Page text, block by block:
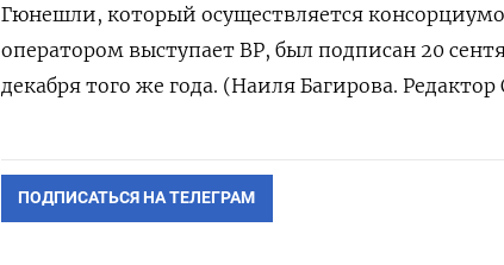
Гюнешли, который осуществляется
оператором выступает ВР, был подписан 20
декабря того же года. (Наиля Багирова. Редактор
ПОДПИСАТЬСЯ НА ТЕЛЕГРАМ